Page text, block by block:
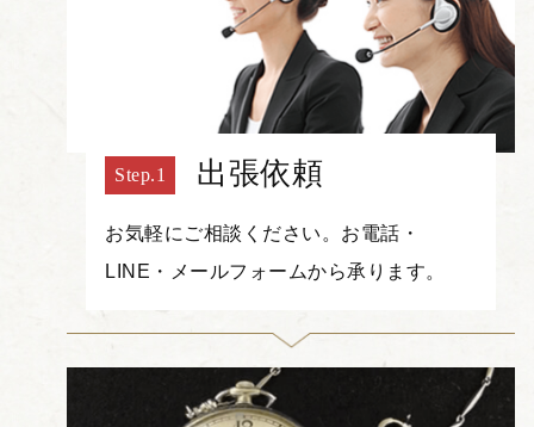
出張依頼
お気軽にご相談ください。お電話・
LINE・メールフォームから承ります。